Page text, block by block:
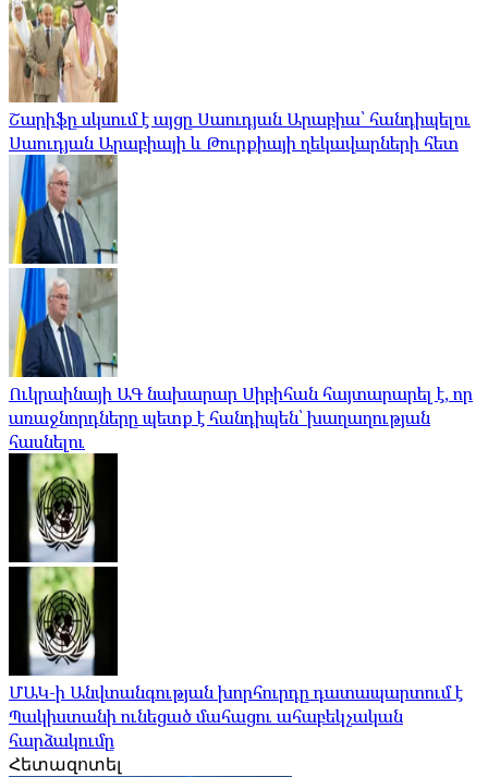
Շարիֆը սկսում է այցը Սաուդյան Արաբիա՝ հանդիպելու
Սաուդյան Արաբիայի և Թուրքիայի ղեկավարների հետ
Ուկրաինայի ԱԳ նախարար Սիբիհան հայտարարել է, որ
առաջնորդները պետք է հանդիպեն՝ խաղաղության
հասնելու
ՄԱԿ-ի Անվտանգության խորհուրդը դատապարտում է
Պակիստանի ունեցած մահացու ահաբեկչական
հարձակումը
Հետազոտել